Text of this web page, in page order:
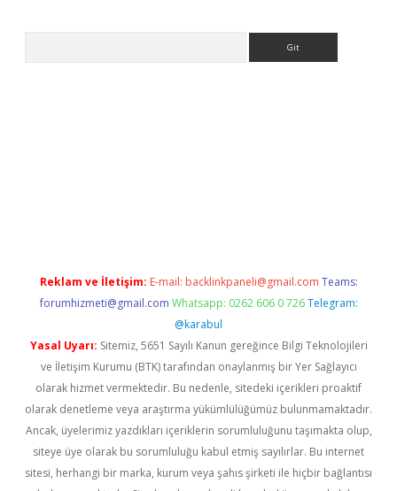
Reklam ve İletişim: E-mail: backlinkpaneli@gmail.com Teams:
forumhizmeti@gmail.com Whatsapp: 0262 606 0 726 Telegram:
@karabul
Yasal Uyarı: Sitemiz, 5651 Sayılı Kanun gereğince Bilgi Teknolojileri
ve İletişim Kurumu (BTK) tarafından onaylanmış bir Yer Sağlayıcı
olarak hizmet vermektedir. Bu nedenle, sitedeki içerikleri proaktif
olarak denetleme veya araştırma yükümlülüğümüz bulunmamaktadır.
Ancak, üyelerimiz yazdıkları içeriklerin sorumluluğunu taşımakta olup,
siteye üye olarak bu sorumluluğu kabul etmiş sayılırlar. Bu internet
sitesi, herhangi bir marka, kurum veya şahıs şirketi ile hiçbir bağlantısı